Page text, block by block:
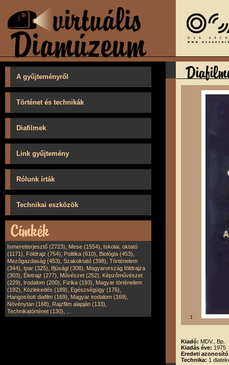
A gyűjteményről
Történet és technikák
Diafilmek
Link gyűjtemény
Rólunk írták
Technikai eszközök
Ismeretterjesztő (2723), Mese (1554), Iskolai, oktató
(1171), Földrajz (754), Politika (610), Biológia (453),
Mezőgazdaság (453), Szakoktató (398), Történelem
(344), Ipar (325), Ifjúsági (308), Magyarország földrajza
(303), Életrajz (277), Művészet (252), Képzőművészet
(229), Irodalom (200), Fizika (193), Magyar történelem
(192), Közlekedés (189), Egészségügy (176),
Hangosított diafilm (169), Magyar irodalom (169),
Növénytan (168), Rajzfilm alapján (133),
Technikatörténet (130),
1
Kiadó: MDV., Bp.
Kiadás éve: 1975
Eredeti
Technika: 1